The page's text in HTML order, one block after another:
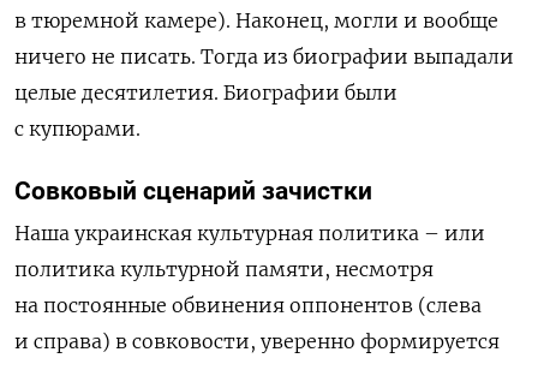
в тюремной камере). Наконец, могли и вообще
ничего не писать. Тогда из биографии выпадали
целые десятилетия. Биографии были
с купюрами.
Совковый сценарий зачистки
Наша украинская культурная политика – или
политика культурной памяти, несмотря
на постоянные обвинения оппонентов (слева
и справа) в совковости, уверенно формируется